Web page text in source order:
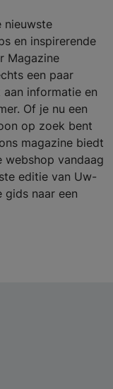
nieuwste
en inspirerende
Magazine
een paar
informatie en
Of je nu een
op zoek bent
magazine biedt
webshop vandaag
editie van Uw-
gids naar een